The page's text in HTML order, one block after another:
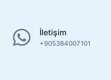
İletişim
+905384007101